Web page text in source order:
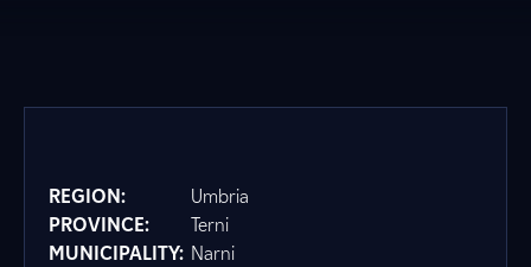
REGION:
Umbria
PROVINCE:
Terni
MUNICIPALITY: Narni